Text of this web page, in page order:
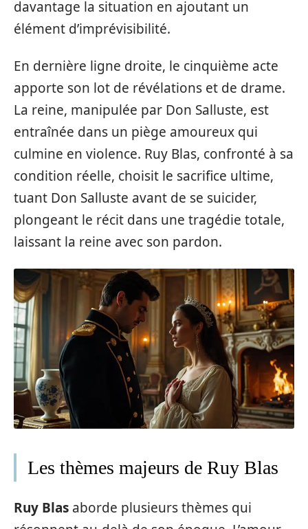
davantage la situation en ajoutant un
élément d’imprévisibilité.
En dernière ligne droite, le cinquième acte
apporte son lot de révélations et de drame.
La reine, manipulée par Don Salluste, est
entraînée dans un piège amoureux qui
culmine en violence. Ruy Blas, confronté à sa
condition réelle, choisit le sacrifice ultime,
tuant Don Salluste avant de se suicider,
plongeant le récit dans une tragédie totale,
laissant la reine avec son pardon.
Les thèmes majeurs de Ruy Blas
Ruy Blas aborde plusieurs thèmes qui